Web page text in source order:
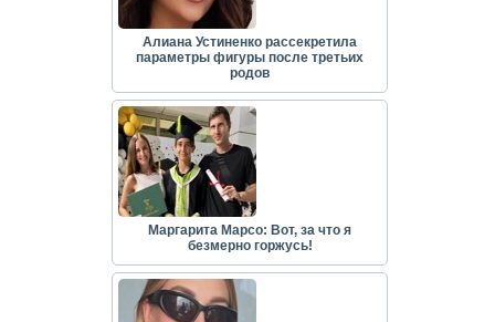
Алиана Устиненко рассекретила
параметры фигуры после третьих
родов
Маргарита Марсо: Вот, за что я
безмерно горжусь!